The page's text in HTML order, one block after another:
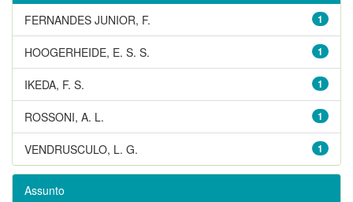
1
FERNANDES JUNIOR, F.
1
HOOGERHEIDE, E. S. S.
1
IKEDA, F. S.
1
ROSSONI, A. L.
1
VENDRUSCULO, L. G.
Assunto